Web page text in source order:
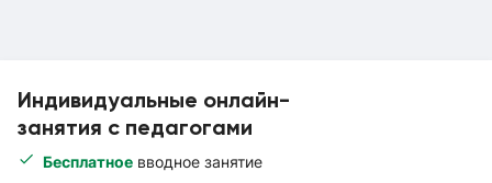
Индивидуальные онлайн-
занятия с педагогами
Бесплатное вводное занятие